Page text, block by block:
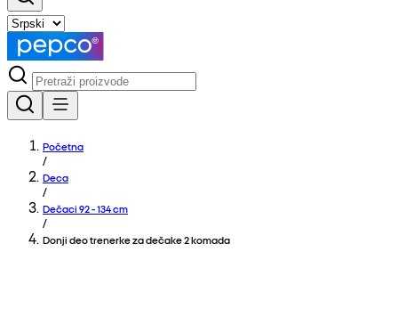
Početna
/
Deca
/
Dečaci 92 - 134 cm
/
Donji deo trenerke za dečake 2 komada